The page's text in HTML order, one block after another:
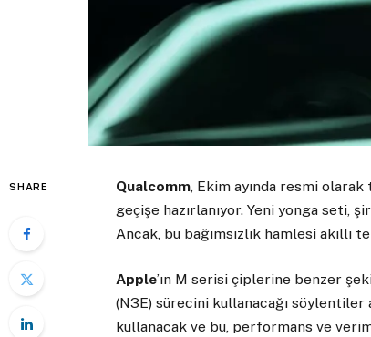
SHARE Qualcomm, Ekim ayında resmi olarak
geçişe hazırlanıyor. Yeni yonga seti,
Ancak, bu bağımsızlık hamlesi
Apple’ın M serisi çiplerine benzer
(N3E) sürecini kullanacağı söylentiler
kullanacak ve bu, performans ve